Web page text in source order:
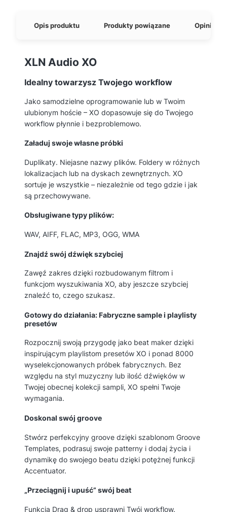
Opis produktu Produkty powiązane Opinie o
XLN Audio XO
Idealny towarzysz Twojego workflow
Jako samodzielne oprogramowanie lub w Twoim
ulubionym hoście – XO dopasowuje się do Twojego
workflow płynnie i bezproblemowo.
Załaduj swoje własne próbki
Duplikaty. Niejasne nazwy plików. Foldery w różnych
lokalizacjach lub na dyskach zewnętrznych. XO
sortuje je wszystkie – niezależnie od tego gdzie i jak
są przechowywane.
Obsługiwane typy plików:
WAV, AIFF, FLAC, MP3, OGG, WMA
Znajdź swój dźwięk szybciej
Zawęź zakres dzięki rozbudowanym filtrom i
funkcjom wyszukiwania XO, aby jeszcze szybciej
znaleźć to, czego szukasz.
Gotowy do działania: Fabryczne sample i playlisty
presetów
Rozpocznij swoją przygodę jako beat maker dzięki
inspirującym playlistom presetów XO i ponad 8000
wyselekcjonowanych próbek fabrycznych. Bez
względu na styl muzyczny lub ilość dźwięków w
Twojej obecnej kolekcji sampli, XO spełni Twoje
wymagania.
Doskonal swój groove
Stwórz perfekcyjny groove dzięki szablonom Groove
Templates, podrasuj swoje patterny i dodaj życia i
dynamikę do swojego beatu dzięki potężnej funkcji
Accentuator.
„Przeciągnij i upuść” swój beat
Funkcja Drag & drop usprawni Twój workflow.